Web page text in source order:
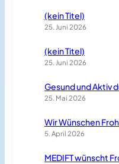
(kein Titel)
25. Juni 2026
(kein Titel)
25. Juni 2026
Gesund und Aktiv
25. Mai 2026
Wir Wünschen
5. April 2026
MEDIFT wünscht